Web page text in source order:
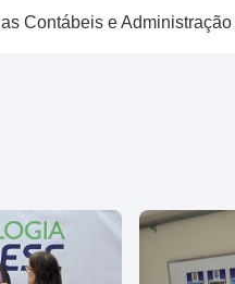
Contábeis e